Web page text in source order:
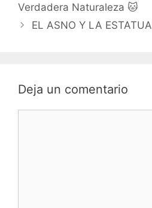
Verdadera Naturaleza 🐱
EL ASNO Y LA ESTATUA
Deja un comentario